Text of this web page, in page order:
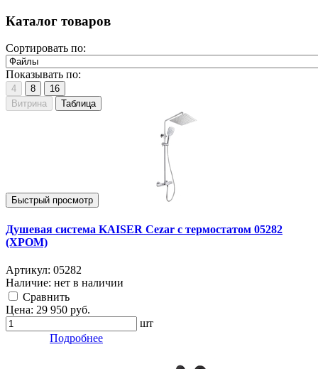
Каталог товаров
Сортировать по:
Показывать по:
4 8
16
Витрина
Таблица
Быстрый просмотр
Душевая система KAISER Cezar с термостатом 05282
(ХРОМ)
Артикул: 05282
Наличие: нет в наличии
Cравнить
Цена: 29 950 руб.
шт
Подробнее